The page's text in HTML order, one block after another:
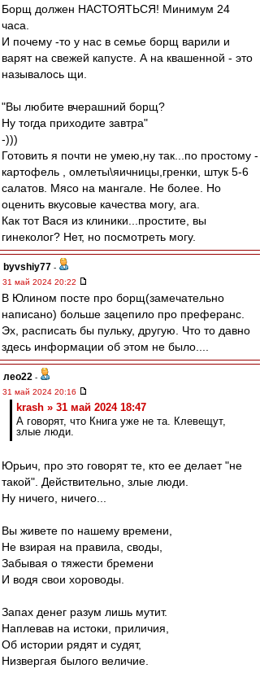
Борщ должен НАСТОЯТЬСЯ! Минимум 24
часа.
И почему -то у нас в семье борщ варили и
варят на свежей капусте. А на квашенной - это
называлось щи.
"Вы любите вчерашний борщ?
Ну тогда приходите завтра"
-)))
Готовить я почти не умею,ну так...по простому -
картофель , омлеты\яичницы,гренки, штук 5-6
салатов. Мясо на мангале. Не более. Но
оценить вкусовые качества могу, ага.
Как тот Вася из клиники...простите, вы
гинеколог? Нет, но посмотреть могу.
byvshiy77 -
31 май 2024 20:22
В Юлином посте про борщ(замечательно
написано) больше зацепило про преферанс.
Эх, расписать бы пульку, другую. Что то давно
здесь информации об этом не было....
лео22 -
31 май 2024 20:16
krash » 31 май 2024 18:47
А говорят, что Книга уже не та. Клевещут,
злые люди.
Юрьич, про это говорят те, кто ее делает "не
такой". Действительно, злые люди.
Ну ничего, ничего...
Вы живете по нашему времени,
Не взирая на правила, своды,
Забывая о тяжести бремени
И водя свои хороводы.
Запах денег разум лишь мутит.
Наплевав на истоки, приличия,
Об истории рядят и судят,
Низвергая былого величие.